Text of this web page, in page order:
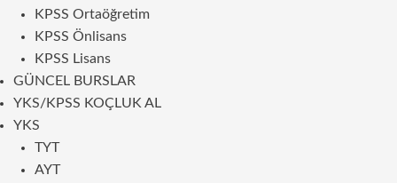
KPSS Ortaöğretim
KPSS Önlisans
KPSS Lisans
GÜNCEL BURSLAR
YKS/KPSS KOÇLUK AL
YKS
TYT
AYT